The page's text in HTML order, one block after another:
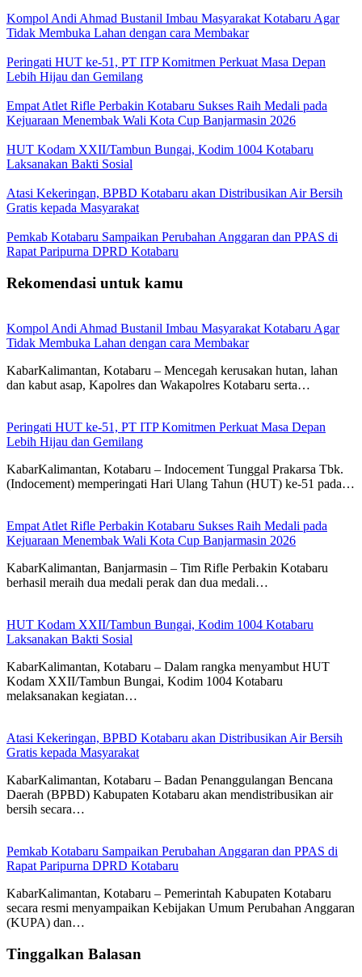
Kompol Andi Ahmad Bustanil Imbau Masyarakat Kotabaru Agar
Tidak Membuka Lahan dengan cara Membakar
Peringati HUT ke-51, PT ITP Komitmen Perkuat Masa Depan
Lebih Hijau dan Gemilang
Empat Atlet Rifle Perbakin Kotabaru Sukses Raih Medali pada
Kejuaraan Menembak Wali Kota Cup Banjarmasin 2026
HUT Kodam XXII/Tambun Bungai, Kodim 1004 Kotabaru
Laksanakan Bakti Sosial
Atasi Kekeringan, BPBD Kotabaru akan Distribusikan Air Bersih
Gratis kepada Masyarakat
Pemkab Kotabaru Sampaikan Perubahan Anggaran dan PPAS di
Rapat Paripurna DPRD Kotabaru
Rekomendasi untuk kamu
Kompol Andi Ahmad Bustanil Imbau Masyarakat Kotabaru Agar
Tidak Membuka Lahan dengan cara Membakar
KabarKalimantan, Kotabaru – Mencegah kerusakan hutan, lahan
dan kabut asap, Kapolres dan Wakapolres Kotabaru serta…
Peringati HUT ke-51, PT ITP Komitmen Perkuat Masa Depan
Lebih Hijau dan Gemilang
KabarKalimantan, Kotabaru – Indocement Tunggal Prakarsa Tbk.
(Indocement) memperingati Hari Ulang Tahun (HUT) ke-51 pada…
Empat Atlet Rifle Perbakin Kotabaru Sukses Raih Medali pada
Kejuaraan Menembak Wali Kota Cup Banjarmasin 2026
KabarKalimantan, Banjarmasin – Tim Rifle Perbakin Kotabaru
berhasil meraih dua medali perak dan dua medali…
HUT Kodam XXII/Tambun Bungai, Kodim 1004 Kotabaru
Laksanakan Bakti Sosial
KabarKalimantan, Kotabaru – Dalam rangka menyambut HUT
Kodam XXII/Tambun Bungai, Kodim 1004 Kotabaru
melaksanakan kegiatan…
Atasi Kekeringan, BPBD Kotabaru akan Distribusikan Air Bersih
Gratis kepada Masyarakat
KabarKalimantan, Kotabaru – Badan Penanggulangan Bencana
Daerah (BPBD) Kabupaten Kotabaru akan mendistribusikan air
bersih secara…
Pemkab Kotabaru Sampaikan Perubahan Anggaran dan PPAS di
Rapat Paripurna DPRD Kotabaru
KabarKalimantan, Kotabaru – Pemerintah Kabupaten Kotabaru
secara resmi menyampaikan Kebijakan Umum Perubahan Anggaran
(KUPA) dan…
Tinggalkan Balasan